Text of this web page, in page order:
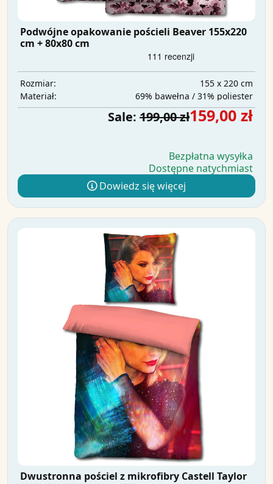
Podwójne opakowanie pościeli Beaver 155x220
cm + 80x80 cm
Rozmiar:
155 x 220 cm
Materiał:
69% bawełna / 31% poliester
Sale: 199,00 zł159,00 zł
Bezpłatna wysyłka
Dostępne natychmiast
Dowiedz się więcej
Dwustronna pościel z mikrofibry Castell Taylor